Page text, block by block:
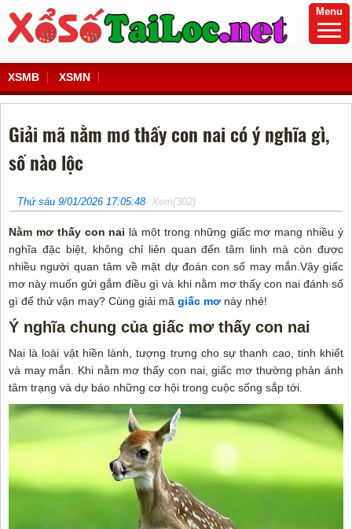
Menu
XSMB XSMN
Giải mã nằm mơ thấy con nai có ý nghĩa gì,
số nào lộc
Thứ sáu 9/01/2026 17:05:48- Xem(302)
Nằm mơ thấy con nai là một trong những giấc mơ mang nhiều ý
nghĩa đặc biệt, không chỉ liên quan đến tâm linh mà còn được
nhiều người quan tâm về mặt dự đoán con số may mắn.Vậy giấc
mơ này muốn gửi gắm điều gì và khi nằm mơ thấy con nai đánh số
gì để thử vận may? Cùng giải mã giấc mơ này nhé!
Ý nghĩa chung của giấc mơ thấy con nai
Nai là loài vật hiền lành, tượng trưng cho sự thanh cao, tinh khiết
và may mắn. Khi nằm mơ thấy con nai, giấc mơ thường phản ánh
tâm trạng và dự báo những cơ hội trong cuộc sống sắp tới.